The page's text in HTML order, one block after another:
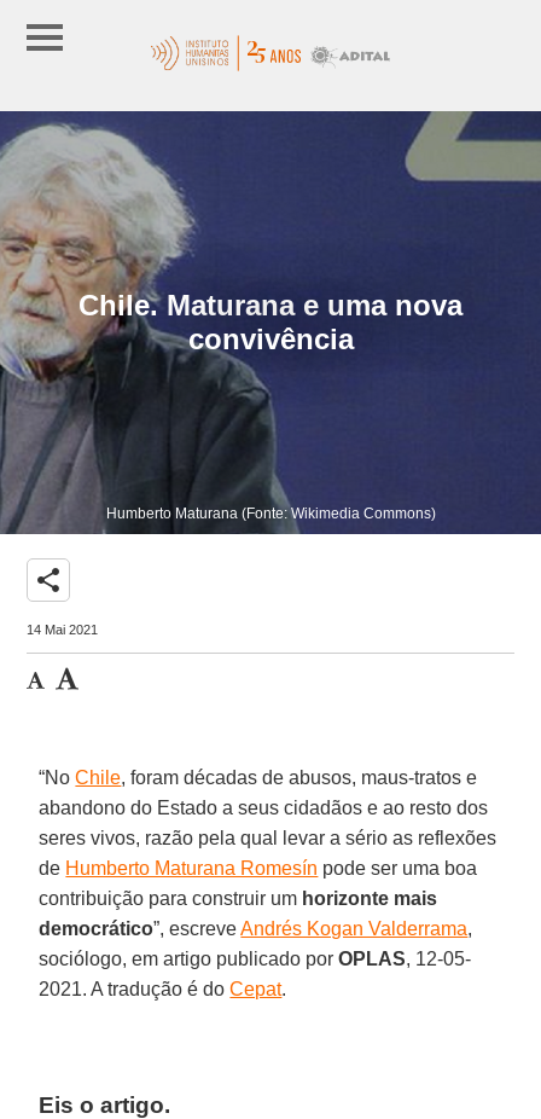
Chile. Maturana e uma nova
convivência
Humberto Maturana (Fonte: Wikimedia Commons)
share
14 Mai 2021
“NoChile, foram décadas de abusos, maus-tratos e
abandono do Estado a seus cidadãos e ao resto dos
seres vivos, razão pela qual levar a sério as reflexões
de Humberto Maturana Romesín pode ser uma boa
contribuição para construir um horizonte mais
democrático”, escreveAndrés Kogan Valderrama,
sociólogo, em artigo publicado porOPLAS, 12-05-
2021. A tradução é doCepat.
Eis o artigo.